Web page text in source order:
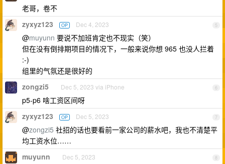
老哥，卷不
5
zyxyz123 OP Dec 4, 2023
@muyunn 要说不加班肯定也不现实（笑）
但在没有倒排期项目的情况下，一般来说你想 965 也没人拦着
:-)
组里的气氛还是很好的
6
zongzi5 Dec 5, 2023 via iPhone
p5-p6 啥工资区间呀
7
zyxyz123 OP Dec 5, 2023
@zongzi5 社招的话也要看前一家公司的薪水吧，我也不清楚平
均工资水位……
8
muyunn Dec 5, 2023